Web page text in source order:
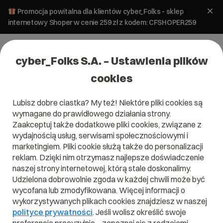
Promocja powitalna dla klientów cyber_Folks - sklep
internetowy Shoper w cenie 259 zł z kodem: CFSHOPER259
Weź udział w quizie i wygraj
książkę!
W quizie można wziąć udział tylko jeden raz
Wypełnij poniższyformularz, aby rozpocząć quiz.
Odpowiedz na pytania. Poprawna jest tylkojedna
odpowiedź.
Liczy siępoprawnośćodpowiedzi iczasich
udzielenia.
10 osóbz najlepszymi wynikami otrzyma książkę
cyber_Folks S.A. – Ustawienia plików
cookies
Lubisz dobre ciastka? My też! Niektóre pliki cookies są
wymagane do prawidłowego działania strony.
Zaakceptuj także dodatkowe pliki cookies, związane z
wydajnością usług, serwisami społecznościowymi i
marketingiem. Pliki cookie służą także do personalizacji
reklam. Dzięki nim otrzymasz najlepsze doświadczenie
naszej strony internetowej, którą stale doskonalimy.
Udzielona dobrowolnie zgoda w każdej chwili może być
wycofana lub zmodyfikowana. Więcej informacji o
wykorzystywanych plikach cookies znajdziesz w naszej
polityce prywatności. Jeśli wolisz określić swoje